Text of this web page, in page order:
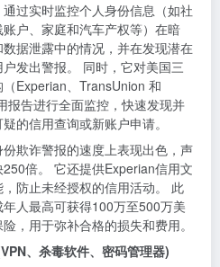
通过实时监控个人身份信息（如社
户、家庭和汽车产权等）在暗
据泄露中的情况，并在发现潜在
发出警报。 同时，它对美国三
Experian、TransUnion 和
报告进行全面监控，快速发现并
的信用查询或新账户申请。
欺诈警报的速度上表现出色，声
倍。 它还提供Experian信用文
防止未经授权的信用活动。 此
人最高可获得100万至500万美
，用于弥补合格的损失和费用。
、杀毒软件、密码管理器)